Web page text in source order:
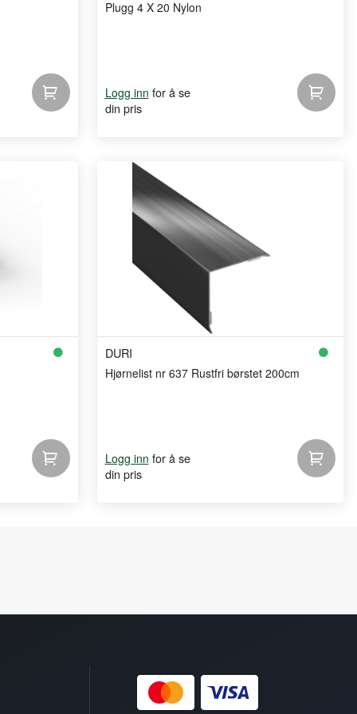
Plugg 4 X 20 Nylon
Logg inn for å se
din pris
DURI
Hjørnelist nr 637 Rustfri børstet 200cm
Logg inn for å se
din pris